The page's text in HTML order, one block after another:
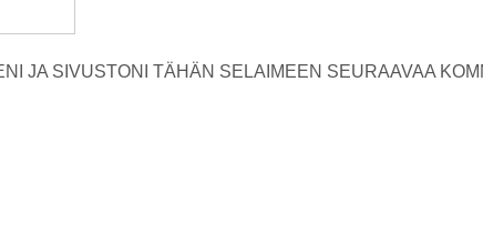
JA SIVUSTONI TÄHÄN SELAIMEEN SEURAAVAA